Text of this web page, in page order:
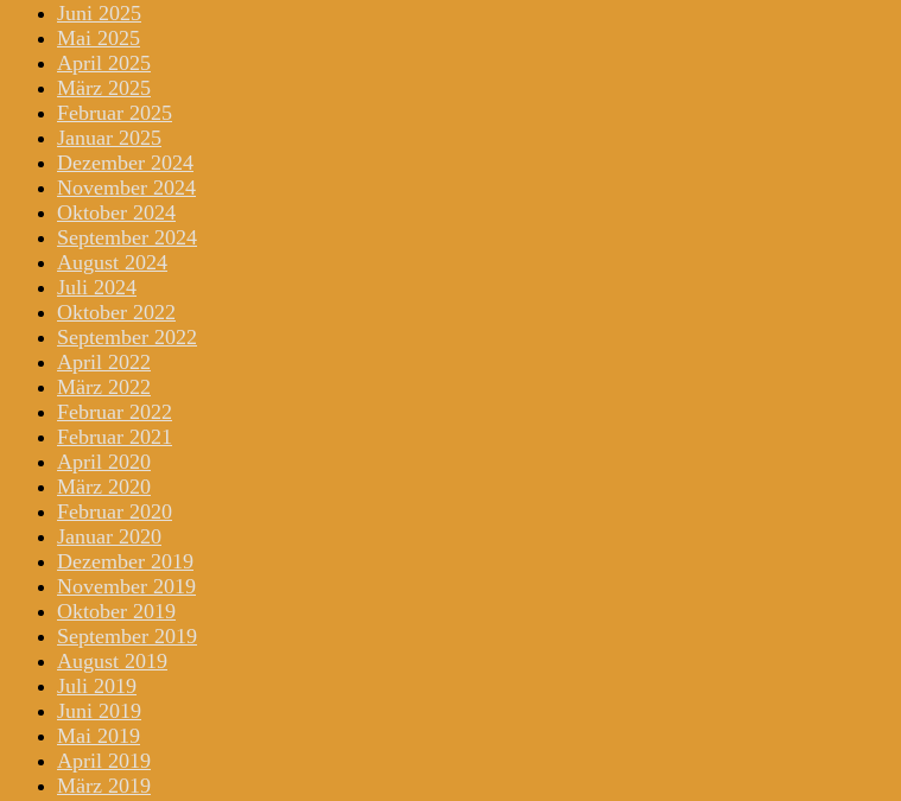
Juni 2025
Mai 2025
April 2025
März 2025
Februar 2025
Januar 2025
Dezember 2024
November 2024
Oktober 2024
September 2024
August 2024
Juli 2024
Oktober 2022
September 2022
April 2022
März 2022
Februar 2022
Februar 2021
April 2020
März 2020
Februar 2020
Januar 2020
Dezember 2019
November 2019
Oktober 2019
September 2019
August 2019
Juli 2019
Juni 2019
Mai 2019
April 2019
März 2019